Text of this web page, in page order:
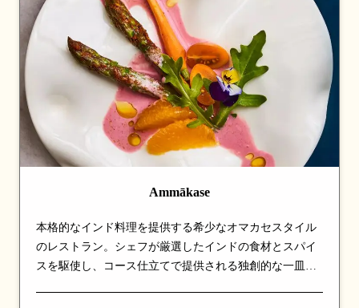
Ammākase
本格的なインド料理を提供する希少なオマカセスタイル
のレストラン。シェフが厳選したインドの食材とスパイ
スを駆使し、コース仕立てで提供される独創的な一皿が